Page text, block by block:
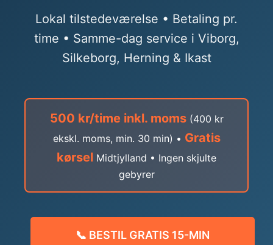
Lokal tilstedeværelse • Betaling pr.
time • Samme-dag service i Viborg,
Silkeborg, Herning & Ikast
500 kr/time inkl. moms(400 kr
ekskl. moms, min. 30 min) • Gratis
kørsel Midtjylland • Ingen skjulte
gebyrer
📞 BESTIL GRATIS 15-MIN